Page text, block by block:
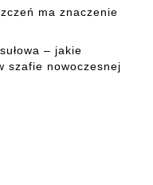
ma znaczenie
– jakie
szafie nowoczesnej